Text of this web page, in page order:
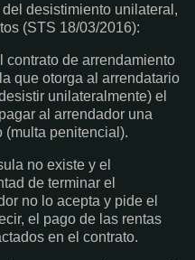
desistimiento unilateral,
(STS 18/03/2016):
contrato de arrendamiento
que otorga al arrendatario
unilateralmente) el
al arrendador una
(multa penitencial).
no existe y el
de terminar el
no lo acepta y pide el
el pago de las rentas
en el contrato.